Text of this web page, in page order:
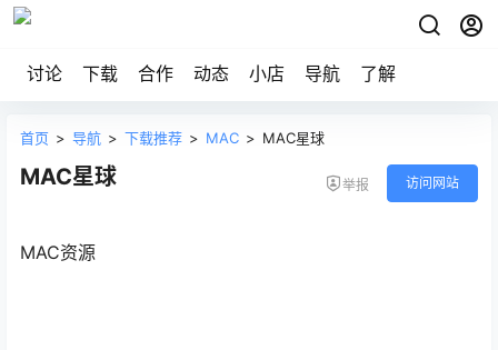
讨论 下载 合作 动态 小店 导航 了解
首页 > 导航 > 下载推荐 > MAC > MAC星球
MAC星球 举报 访问网站
MAC资源